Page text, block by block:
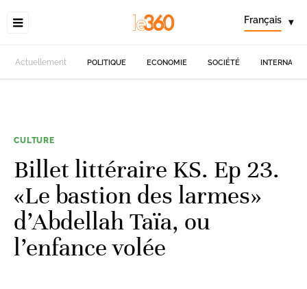
Français ▾
Actuellement POLITIQUE ECONOMIE SOCIÉTÉ
CULTURE
Billet littéraire KS. Ep 23.
«Le bastion des larmes»
d’Abdellah Taïa, ou
l’enfance volée